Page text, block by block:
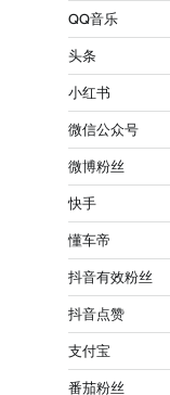
QQ音乐
头条
小红书
微信公众号
微博粉丝
快手
懂车帝
抖音有效粉丝
抖音点赞
支付宝
番茄粉丝